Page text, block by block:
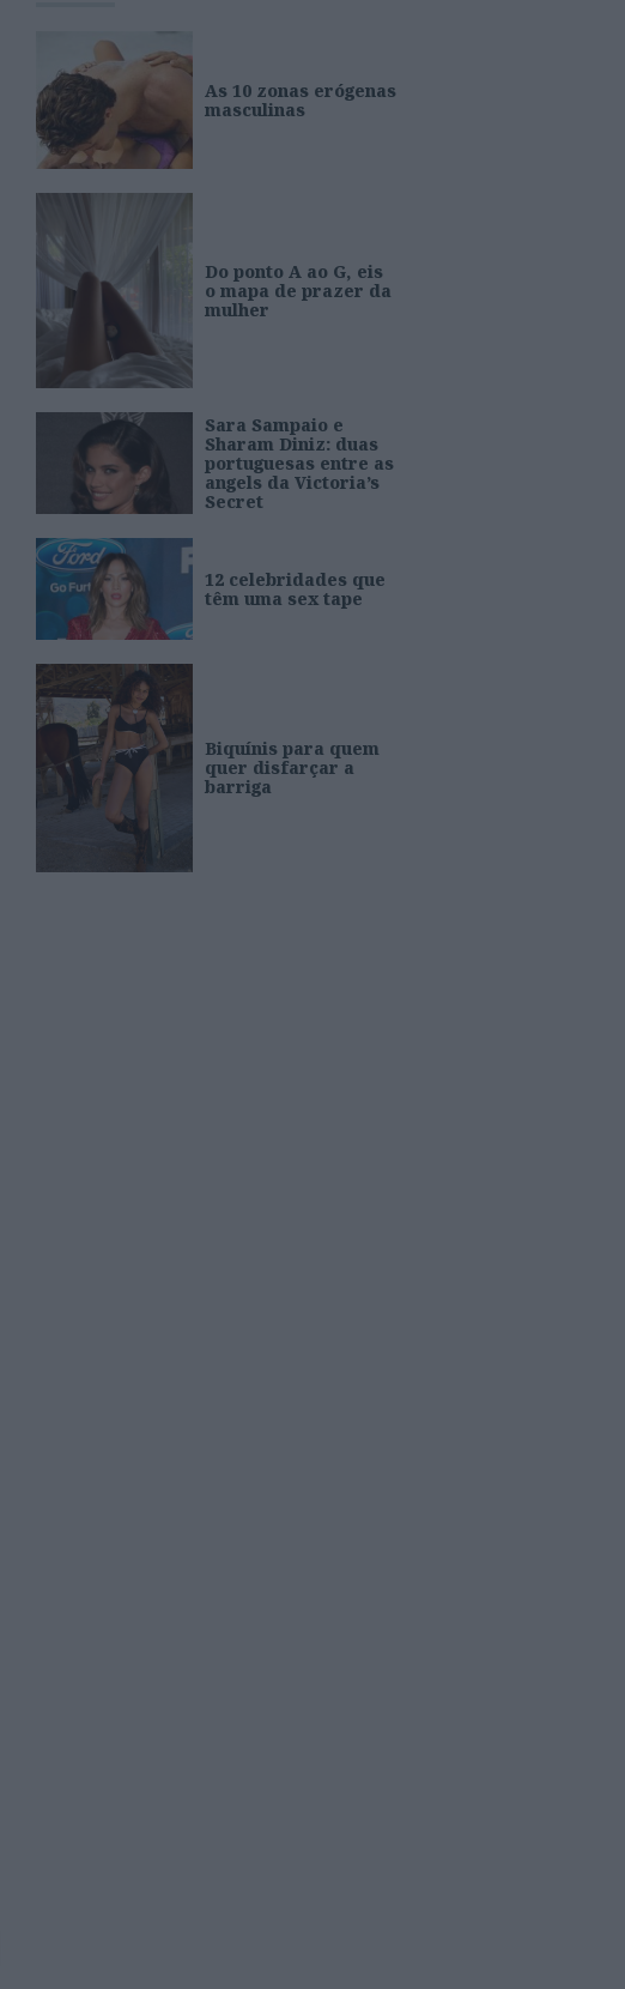
As 10 zonas erógenas
masculinas
Do ponto A ao G, eis
o mapa de prazer da
mulher
Sara Sampaio e
Sharam Diniz: duas
portuguesas entre as
angels da Victoria’s
Secret
12 celebridades que
têm uma sex tape
Biquínis para quem
quer disfarçar a
barriga